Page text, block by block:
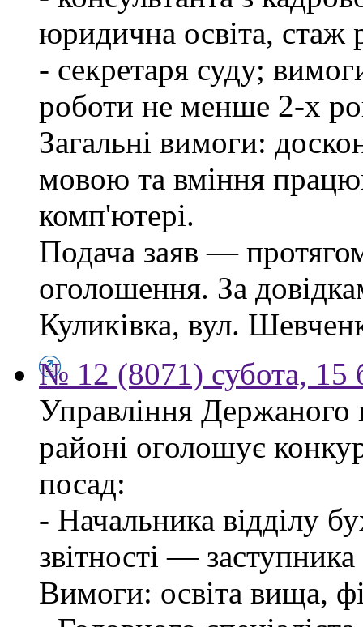
юридична освіта, стаж
- секретаря суду;
роботи не менше 2-х
Загальні вимоги:
мовою та вміння
комп'ютері.
Подача заяв —
оголошення. За
Куликівка, вул.
№ 12 (8071) субота, 15
Управління Держаного
районі оголошує
посад:
- Начальника відділу
звітності —
Вимоги: освіта вища,